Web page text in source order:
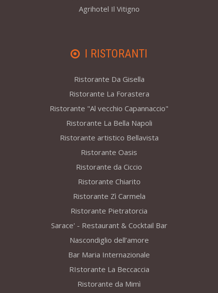
Agrihotel Il Vitigno
I RISTORANTI
Ristorante Da Gisella
Ristorante La Forastera
Ristorante "Al vecchio Capannaccio"
Ristorante La Bella Napoli
Ristorante artistico Bellavista
Ristorante Oasis
Ristorante da Ciccio
Ristorante Chiarito
Ristorante Zì Carmela
Ristorante Pietratorcia
Sarace' - Restaurant & Cocktail Bar
Nascondiglio dell’amore
Bar Maria Internazionale
RIstorante La Beccaccia
Ristorante da Mimì